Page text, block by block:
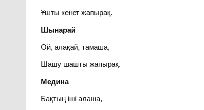
Ұшты кенет жапырақ.
Шынарай
Ой, алақай, тамаша,
Шашу шашты жапырақ.
Медина
Бақтың іші алаша,